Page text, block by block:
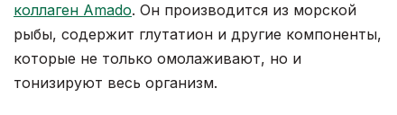
коллаген Amado. Он производится из морской
рыбы, содержит глутатион и другие компоненты,
которые не только омолаживают, но и
тонизируют весь организм.